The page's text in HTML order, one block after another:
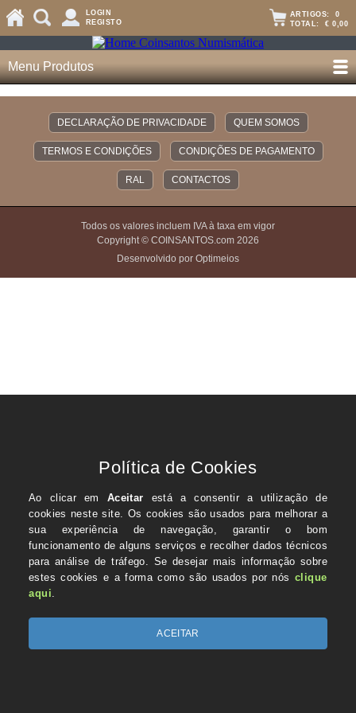
LOGIN
REGISTO
ARTIGOS: 0
TOTAL: € 0,00
Menu Produtos
DECLARAÇÃO DE PRIVACIDADE QUEM SOMOS
TERMOS E CONDIÇÕES CONDIÇÕES DE PAGAMENTO
RAL CONTACTOS
Todos os valores incluem IVA à taxa em vigor
Copyright © COINSANTOS.com 2026
Desenvolvido por Optimeios